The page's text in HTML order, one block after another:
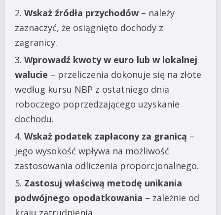
Wskaż źródła przychodów – należy
zaznaczyć, że osiągnięto dochody z
zagranicy.
Wprowadź kwoty w euro lub w lokalnej
walucie – przeliczenia dokonuje się na złote
według kursu NBP z ostatniego dnia
roboczego poprzedzającego uzyskanie
dochodu.
Wskaż podatek zapłacony za granicą –
jego wysokość wpływa na możliwość
zastosowania odliczenia proporcjonalnego.
Zastosuj właściwą metodę unikania
podwójnego opodatkowania – zależnie od
kraju zatrudnienia.